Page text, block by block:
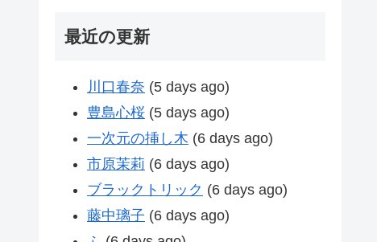
最近の更新
川口春奈 (5 days ago)
豊島心桜 (5 days ago)
一次元の挿し木 (6 days ago)
市原茉莉 (6 days ago)
ブラックトリック (6 days ago)
藤中璃子 (6 days ago)